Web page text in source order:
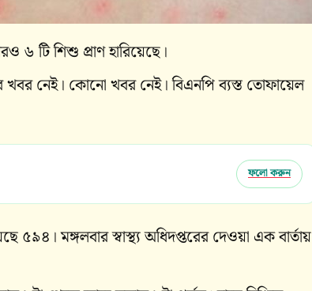
৬ টি শিশু প্রাণ হারিয়েছে।
নেই। কোনো খবর নেই। বিএনপি ব্যস্ত তোফায়েল
ফলো করুন
মঙ্গলবার স্বাস্থ্য অধিদপ্তরের দেওয়া এক বার্তায়